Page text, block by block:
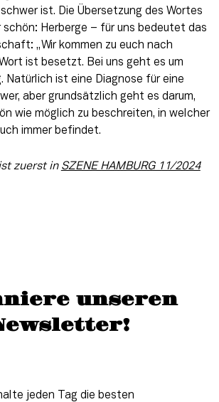
ist. Die Übersetzung des Wortes
schön: Herberge – für uns bedeutet das
„Wir kommen zu euch nach
Wort ist besetzt. Bei uns geht es um
Natürlich ist eine Diagnose für eine
aber grundsätzlich geht es darum,
wie möglich zu beschreiten, in welcher
immer befindet.
zuerst in SZENE HAMBURG 11/2024
unseren
jeden Tag die besten